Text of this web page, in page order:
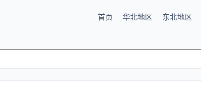
首页 华北地区 东北地区